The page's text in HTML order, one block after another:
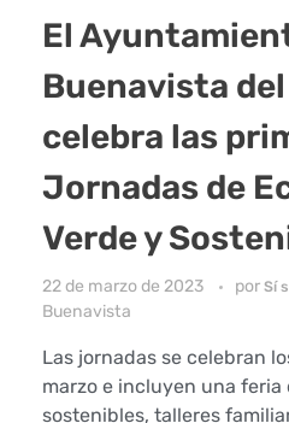
El
Buenavista
celebra las
Jornadas de
Verde y
22 de marzo de 2023 por Sí
Buenavista
Las jornadas se celebran
marzo e incluyen una feria
sostenibles, talleres